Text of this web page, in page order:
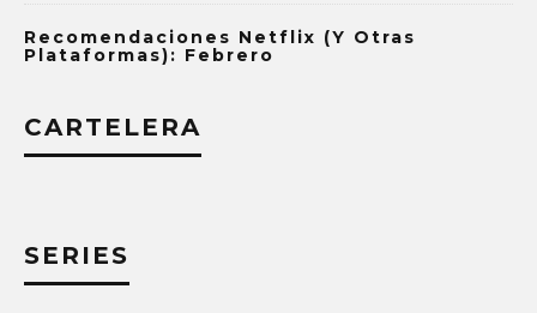
Recomendaciones Netflix (y Otras
Plataformas): Febrero
CARTELERA
SERIES